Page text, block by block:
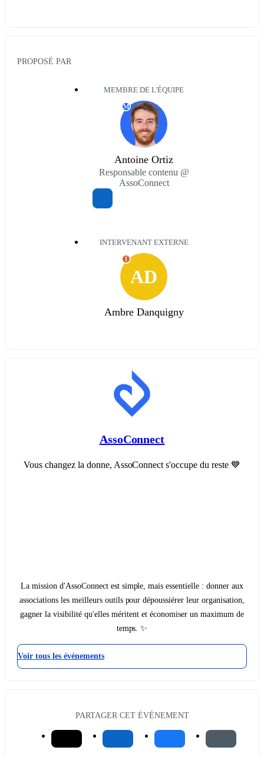
PROPOSÉ PAR
MEMBRE DE L'ÉQUIPE
M
Antoine Ortiz
Responsable contenu @
AssoConnect
INTERVENANT EXTERNE
AD
I
Ambre Danquigny
AssoConnect
Vous changez la donne, AssoConnect s'occupe du reste 💙
La mission d'AssoConnect est simple, mais essentielle : donner aux
associations les meilleurs outils pour dépoussiérer leur organisation,
gagner la visibilité qu'elles méritent et économiser un maximum de
temps. ✨
Voir tous les événements
PARTAGER CET ÉVÉNEMENT